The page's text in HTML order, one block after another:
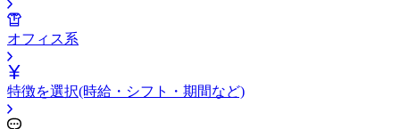
オフィス系
特徴を選択(時給・シフト・期間など)